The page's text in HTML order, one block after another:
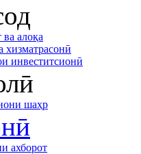
алоқа
хизматрасонӣ
инвеститсионӣ
шаҳр
ахборот